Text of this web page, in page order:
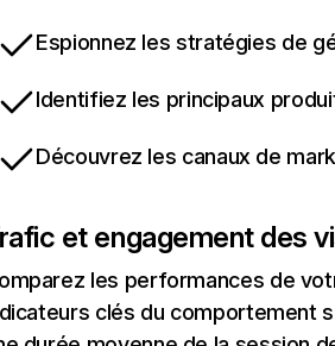
Espionnez les stratégies de
Identifiez les principaux
Découvrez les canaux de
et engagement des
les performances de
clés du comportement